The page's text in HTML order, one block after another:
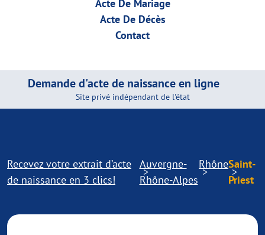
Acte De Mariage
Acte De Décès
Contact
Demande d'acte de naissance en ligne
Site privé indépendant de l'état
Recevez votre extrait d’acte
de naissance en 3 clics!
Auvergne-
Rhône-Alpes
RhôneSaint-
Priest